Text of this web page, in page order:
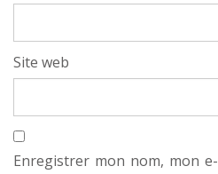
Site web
Enregistrer mon nom, mon